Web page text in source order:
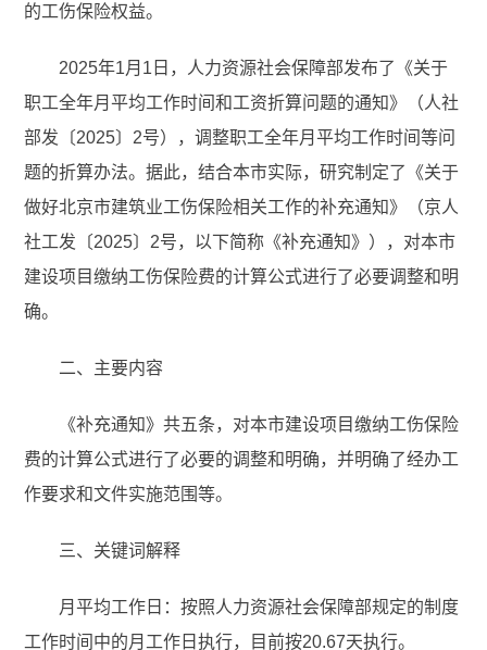
的工伤保险权益。
2025年1月1日，人力资源社会保障部发布了《关于
职工全年月平均工作时间和工资折算问题的通知》（人社
部发〔2025〕2号），调整职工全年月平均工作时间等问
题的折算办法。据此，结合本市实际，研究制定了《关于
做好北京市建筑业工伤保险相关工作的补充通知》（京人
社工发〔2025〕2号，以下简称《补充通知》），对本市
建设项目缴纳工伤保险费的计算公式进行了必要调整和明
确。
二、主要内容
《补充通知》共五条，对本市建设项目缴纳工伤保险
费的计算公式进行了必要的调整和明确，并明确了经办工
作要求和文件实施范围等。
三、关键词解释
月平均工作日：按照人力资源社会保障部规定的制度
工作时间中的月工作日执行，目前按20.67天执行。